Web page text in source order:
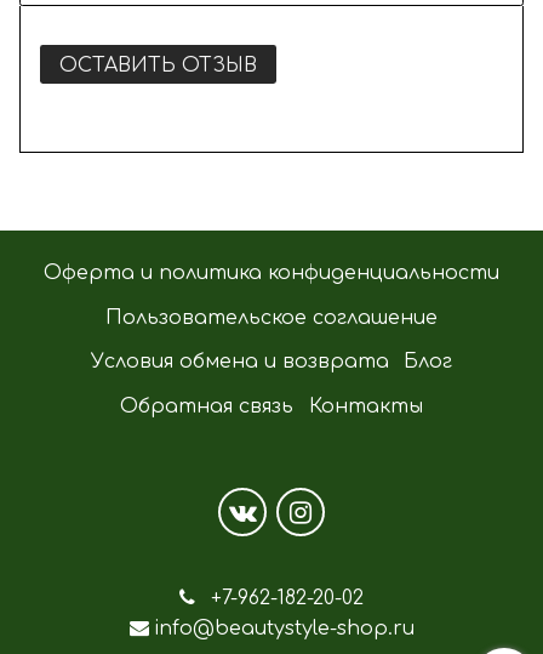
ОСТАВИТЬ ОТЗЫВ
Оферта и политика конфиденциальности
Пользовательское соглашение
Условия обмена и возврата Блог
Обратная связь Контакты
+7-962-182-20-02
info@beautystyle-shop.ru